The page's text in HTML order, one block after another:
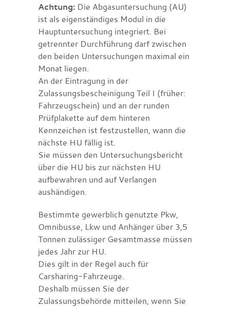
Achtung: Die Abgasuntersuchung (AU)
ist als eigenständiges Modul in die
Hauptuntersuchung integriert. Bei
getrennter Durchführung darf zwischen
den beiden Untersuchungen maximal ein
Monat liegen.
An der Eintragung in der
Zulassungsbescheinigung Teil I (früher:
Fahrzeugschein) und an der runden
Prüfplakette auf dem hinteren
Kennzeichen ist festzustellen, wann die
nächste HU fällig ist.
Sie müssen den Untersuchungsbericht
über die HU bis zur nächsten HU
aufbewahren und auf Verlangen
aushändigen.
Bestimmte gewerblich genutzte Pkw,
Omnibusse, Lkw und Anhänger über 3,5
Tonnen zulässiger Gesamtmasse müssen
jedes Jahr zur HU.
Dies gilt in der Regel auch für
Carsharing-Fahrzeuge.
Deshalb müssen Sie der
Zulassungsbehörde mitteilen, wenn Sie